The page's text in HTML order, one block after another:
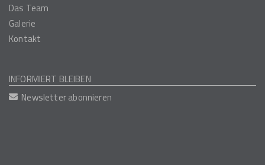
Das Team
Galerie
Kontakt
INFORMIERT BLEIBEN
Newsletter abonnieren